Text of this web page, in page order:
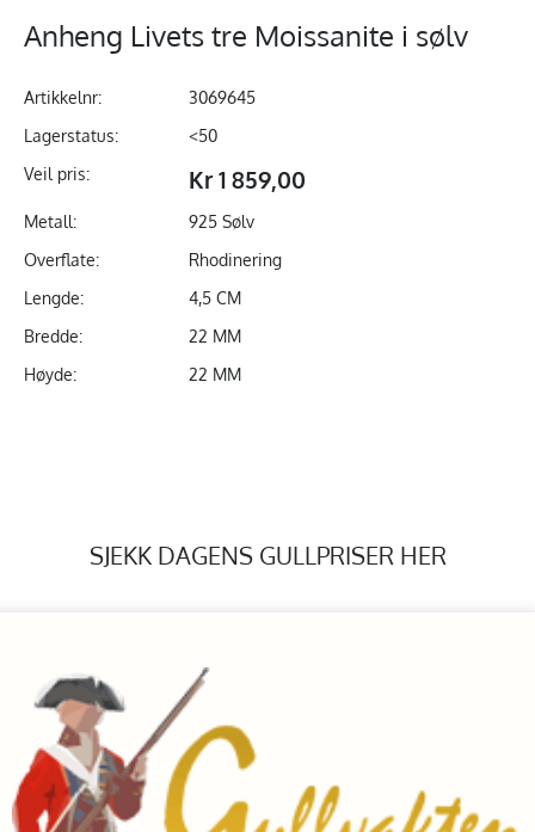
Anheng Livets tre Moissanite i sølv
Artikkelnr:
3069645
Lagerstatus:
<50
Veil pris:
Kr 1 859,00
Metall:
925 Sølv
Overflate:
Rhodinering
Lengde:
4,5 CM
Bredde:
22 MM
Høyde:
22 MM
SJEKK DAGENS GULLPRISER HER